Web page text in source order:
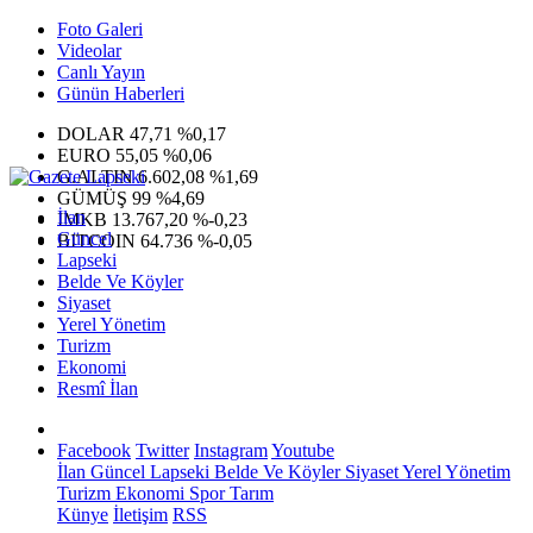
Foto Galeri
Videolar
Canlı Yayın
Günün Haberleri
DOLAR 47,71 %0,17
EURO 55,05 %0,06
G.ALTIN6.602,08 %1,69
GÜMÜŞ 99 %4,69
IMKB 13.767,20 %-0,23
BITCOIN 64.736 %-0,05
İlan
Güncel
Lapseki
Belde Ve Köyler
Siyaset
Yerel Yönetim
Turizm
Ekonomi
Resmî İlan
Facebook Twitter InstagramYoutube
İlan Güncel Lapseki Belde Ve KöylerSiyasetYerel Yönetim
Turizm Ekonomi SporTarım
Künye İletişim RSS